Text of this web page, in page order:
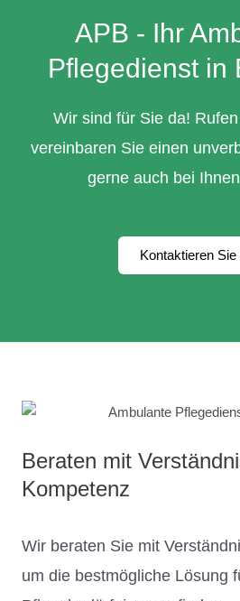
APB - Ihr
Pflegedienst in
Wir sind für Sie da!
vereinbaren Sie einen
gerne auch bei
Kontaktieren Sie
Beraten mit
Kompetenz
Wir beraten Sie mit
um die bestmögliche Lösung